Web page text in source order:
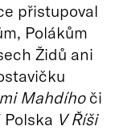
přistupoval
Polákům
Židů ani
Mahdíhoči
V Říši